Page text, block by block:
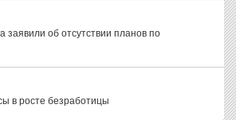
заявили об отсутствии планов по
в росте безработицы